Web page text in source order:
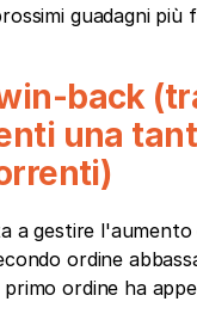
guadagni più
back
una
a gestire l'aumento
ordine
primo ordine ha